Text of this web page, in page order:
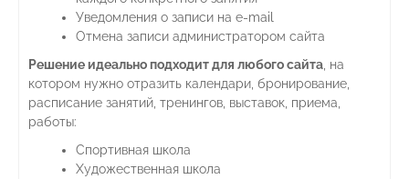
Уведомления о записи на e-mail
Отмена записи администратором сайта
Решение идеально подходит для любого сайта , на
котором нужно отразить календари, бронирование,
расписание занятий, тренингов, выставок, приема,
работы:
Спортивная школа
Художественная школа